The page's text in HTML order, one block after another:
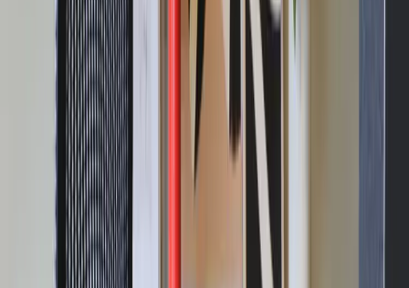
Leverans 3-7 arbetsdagar med express leverans
Lägg till i varukorg
Den här produkten sparar:
ca. 85-95 kg CO2e
Levereras till hela Sverige
3 års funktionsgaranti
Produktbeskrivning